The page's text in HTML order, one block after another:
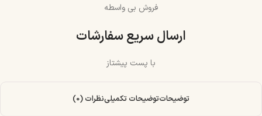
فروش بی واسطه
ارسال سریع سفارشات
با پست پیشتاز
توضیحاتتوضیحات تکمیلینظرات (0)